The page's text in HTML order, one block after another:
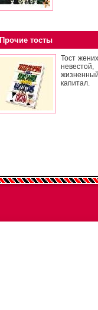
Прочие тосты
Тост
капитал.